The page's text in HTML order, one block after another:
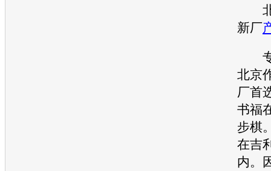
北
新厂
专
北京
厂首
书福
步棋
在吉
内。